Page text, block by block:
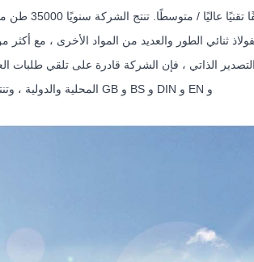
و EN و DIN و BS و GB المحلية والدولية ، وتنتج مطروقات من النوع الحلقي والشفاه ووصلات الأنابيب وفقًا لرسومات العملاء أو عيناتهم.